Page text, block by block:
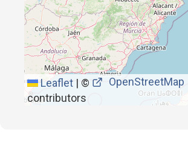
Leaflet | ©
OpenStreetMap
contributors